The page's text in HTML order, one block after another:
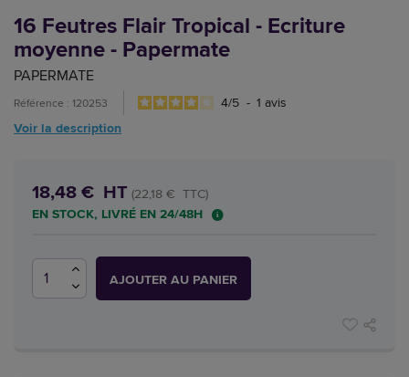
16 Feutres Flair Tropical - Ecriture
moyenne - Papermate
PAPERMATE
Référence : 120253 4/5 - 1 avis
Voir la description
18,48 € HT (22,18 € TTC)
EN STOCK, LIVRÉ EN 24/48H
AJOUTER AU PANIER